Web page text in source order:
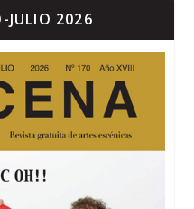
JULIO 2026